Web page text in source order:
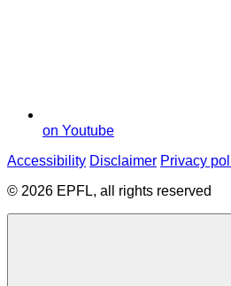
on Youtube
Accessibility Disclaimer Privacy
© 2026 EPFL, all rights reserved